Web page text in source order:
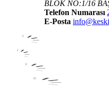
BLOK NO:1/16
Telefon Numarası
E-Posta